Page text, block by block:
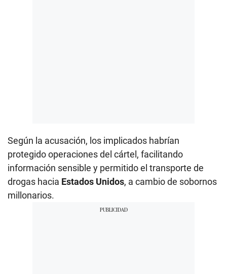
Según la acusación, los implicados habrían
protegido operaciones del cártel, facilitando
información sensible y permitido el transporte de
drogas hacia Estados Unidos, a cambio de sobornos
millonarios.